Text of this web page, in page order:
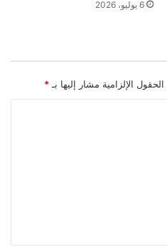
6 يوليو، 2026
الحقول الإلزامية مشار إليها بـ *